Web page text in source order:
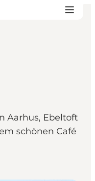
Aarhus, Ebeltoft
schönen Café